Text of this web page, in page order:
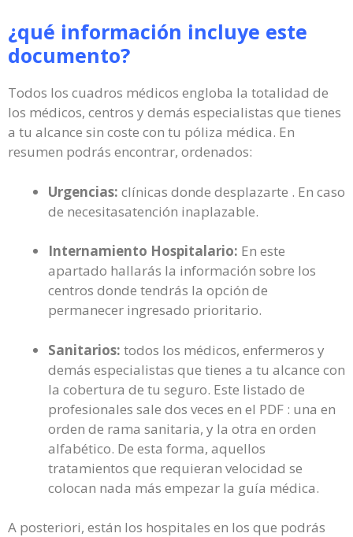
¿qué información incluye este
documento?
Todos los cuadros médicos engloba la totalidad de
los médicos, centros y demás especialistas que tienes
a tu alcance sin coste con tu póliza médica. En
resumen podrás encontrar, ordenados:
Urgencias: clínicas donde desplazarte . En caso
de necesitasatención inaplazable.
Internamiento Hospitalario: En este
apartado hallarás la información sobre los
centros donde tendrás la opción de
permanecer ingresado prioritario.
Sanitarios: todos los médicos, enfermeros y
demás especialistas que tienes a tu alcance con
la cobertura de tu seguro. Este listado de
profesionales sale dos veces en el PDF : una en
orden de rama sanitaria, y la otra en orden
alfabético. De esta forma, aquellos
tratamientos que requieran velocidad se
colocan nada más empezar la guía médica.
A posteriori, están los hospitales en los que podrás